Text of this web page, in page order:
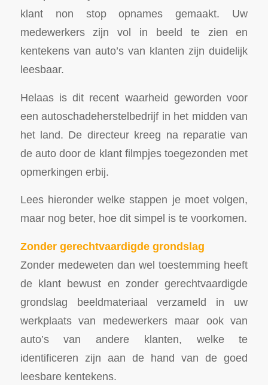
klant non stop opnames gemaakt. Uw
medewerkers zijn vol in beeld te zien en
kentekens van auto’s van klanten zijn duidelijk
leesbaar.
Helaas is dit recent waarheid geworden voor
een autoschadeherstelbedrijf in het midden van
het land. De directeur kreeg na reparatie van
de auto door de klant filmpjes toegezonden met
opmerkingen erbij.
Lees hieronder welke stappen je moet volgen,
maar nog beter, hoe dit simpel is te voorkomen.
Zonder gerechtvaardigde grondslag
Zonder medeweten dan wel toestemming heeft
de klant bewust en zonder gerechtvaardigde
grondslag beeldmateriaal verzameld in uw
werkplaats van medewerkers maar ook van
auto’s van andere klanten, welke te
identificeren zijn aan de hand van de goed
leesbare kentekens.